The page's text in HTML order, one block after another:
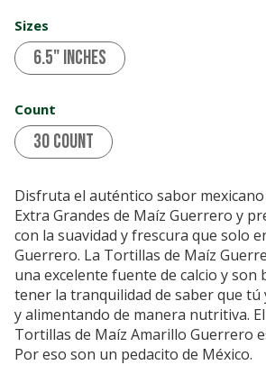
Sizes
6.5" inches
Count
30 Count
Disfruta el auténtico sabor
Extra Grandes de Maíz Guerrero y
con la suavidad y frescura que solo
Guerrero. La Tortillas de Maíz
una excelente fuente de calcio y son
tener la tranquilidad de saber que
y alimentando de manera nutritiva.
Tortillas de Maíz Amarillo Guerrero
Por eso son un pedacito de México.